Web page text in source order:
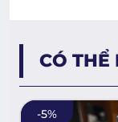
CÓ THỂ
-5%